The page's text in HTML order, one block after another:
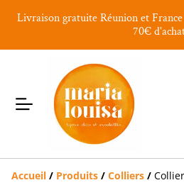
Livraison gratuite Réunion et
70€
Accueil / Produits / Colliers /